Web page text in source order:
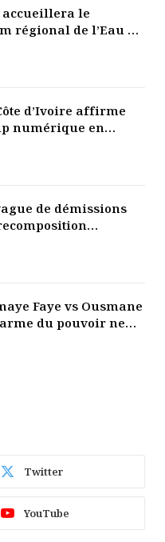
accueillera le
régional de l’Eau de
d’Ivoire affirme
numérique en
de démissions
Faye vs Ousmane
du pouvoir ne
les liens de la
Twitter
YouTube